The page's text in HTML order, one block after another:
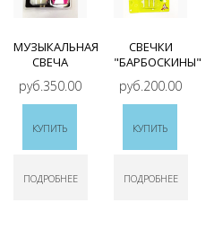
МУЗЫКАЛЬНАЯ
СВЕЧА
руб.350.00
КУПИТЬ
ПОДРОБНЕЕ
СВЕЧКИ
"БАРБОСКИНЫ"
руб.200.00
КУПИТЬ
ПОДРОБНЕЕ